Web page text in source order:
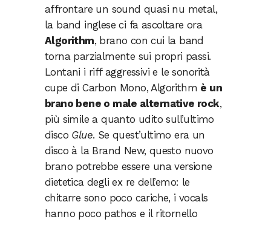
affrontare un sound quasi nu metal,
la band inglese ci fa ascoltare ora
Algorithm, brano con cui la band
torna parzialmente sui propri passi.
Lontani i riff aggressivi e le sonorità
cupe di Carbon Mono, Algorithm è un
brano bene o male alternative rock,
più simile a quanto udito sull’ultimo
disco Glue. Se quest’ultimo era un
disco à la Brand New, questo nuovo
brano potrebbe essere una versione
dietetica degli ex re dell’emo: le
chitarre sono poco cariche, i vocals
hanno poco pathos e il ritornello